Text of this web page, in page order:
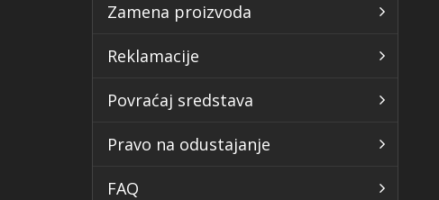
Zamena proizvoda
Reklamacije
Povraćaj sredstava
Pravo na odustajanje
FAQ